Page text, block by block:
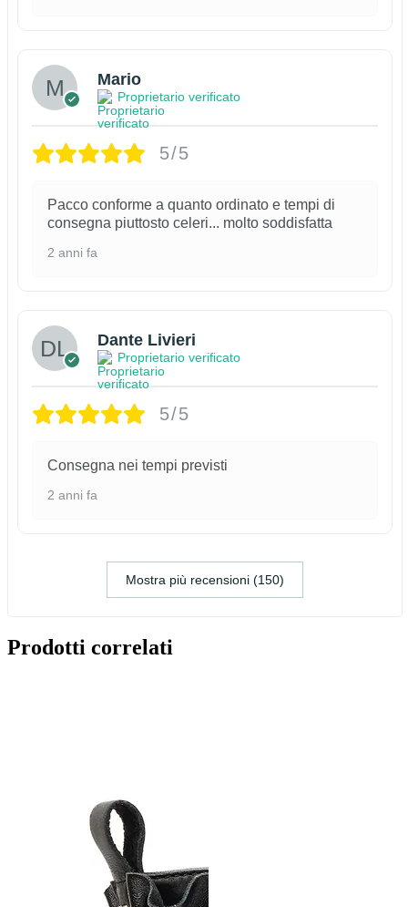
Mario
Proprietario verificato
5/5
Pacco conforme a quanto ordinato e tempi di
consegna piuttosto celeri... molto soddisfatta
2 anni fa
Dante Livieri
Proprietario verificato
5/5
Consegna nei tempi previsti
2 anni fa
Mostra più recensioni (150)
Prodotti correlati